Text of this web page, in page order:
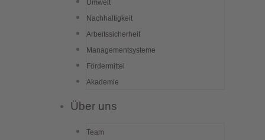
Umwelt
Nachhaltigkeit
Arbeitssicherheit
Managementsysteme
Fördermittel
Akademie
Über uns
Team